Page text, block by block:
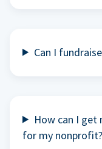
Can I
How can I get
for my nonprofit?